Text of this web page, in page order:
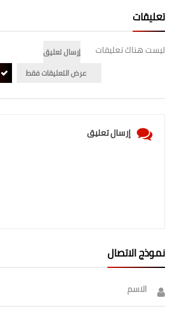
الطقس
تعليقات
ليست هناك تعليقات
إرسال تعليق
عرض التعليقات فقط
إرسال تعليق
نموذج الاتصال
الاسم